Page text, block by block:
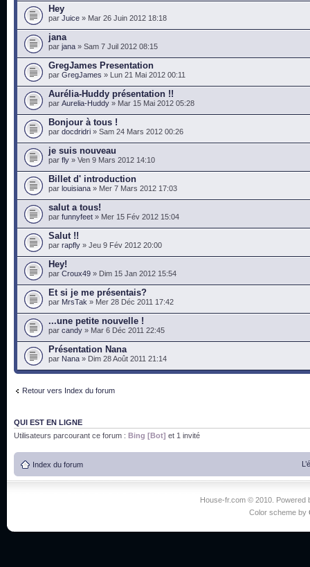
Hey
par Juice » Mar 26 Juin 2012 18:18
jana
par jana » Sam 7 Juil 2012 08:15
GregJames Presentation
par GregJames » Lun 21 Mai 2012 00:11
Aurélia-Huddy présentation !!
par Aurelia-Huddy » Mar 15 Mai 2012 05:28
Bonjour à tous !
par docdridri » Sam 24 Mars 2012 00:26
je suis nouveau
par fly » Ven 9 Mars 2012 14:10
Billet d' introduction
par louisiana » Mer 7 Mars 2012 17:03
salut a tous!
par funnyfeet » Mer 15 Fév 2012 15:04
Salut !!
par rapfly » Jeu 9 Fév 2012 20:00
Hey!
par Croux49 » Dim 15 Jan 2012 15:54
Et si je me présentais?
par MrsTak » Mer 28 Déc 2011 17:42
...une petite nouvelle !
par candy » Mar 6 Déc 2011 22:45
Présentation Nana
par Nana » Dim 28 Août 2011 21:14
Retour vers Index du forum
QUI EST EN LIGNE
Utilisateurs parcourant ce forum : Bing [Bot] et 1 invité
Index du forum
House-fr.com © 2010. Powered
Color scheme by